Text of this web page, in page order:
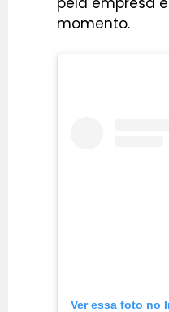
momento.
Ver essa foto no